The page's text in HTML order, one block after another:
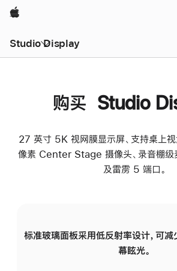
Apple
Studio Display
购买 Studio
27 英寸 5K 视网膜显示屏、支持桌上
像素 Center Stage 摄像头、录音棚级
及雷雳 5 端口。
标准玻璃面板采用低反射率设计，可
幕眩光。